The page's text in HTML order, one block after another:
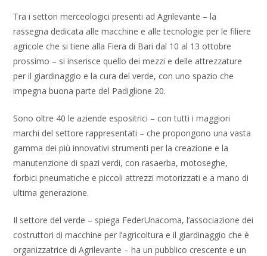
Tra i settori merceologici presenti ad Agrilevante – la
rassegna dedicata alle macchine e alle tecnologie per le filiere
agricole che si tiene alla Fiera di Bari dal 10 al 13 ottobre
prossimo – si inserisce quello dei mezzi e delle attrezzature
per il giardinaggio e la cura del verde, con uno spazio che
impegna buona parte del Padiglione 20.
Sono oltre 40 le aziende espositrici – con tutti i maggiori
marchi del settore rappresentati – che propongono una vasta
gamma dei più innovativi strumenti per la creazione e la
manutenzione di spazi verdi, con rasaerba, motoseghe,
forbici pneumatiche e piccoli attrezzi motorizzati e a mano di
ultima generazione.
Il settore del verde – spiega FederUnacoma, l’associazione dei
costruttori di macchine per l’agricoltura e il giardinaggio che è
organizzatrice di Agrilevante – ha un pubblico crescente e un